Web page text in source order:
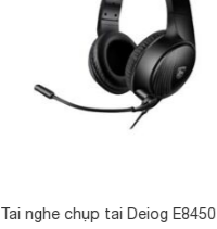
Tai nghe chụp tai Deiog E8450